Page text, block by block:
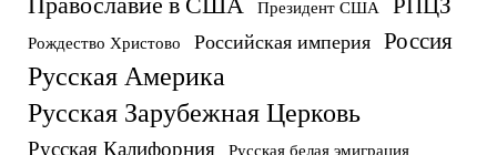
Президент США
Рождество Христово Российская империя Россия
Русская Америка
Русская Зарубежная Церковь
Русская Калифорния Русская белая эмиграция